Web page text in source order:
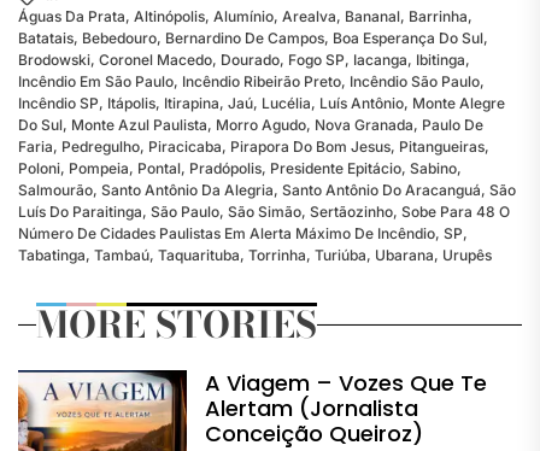
Águas Da Prata, Altinópolis, Alumínio, Arealva, Bananal, Barrinha,
Batatais, Bebedouro, Bernardino De Campos, Boa Esperança Do Sul,
Brodowski, Coronel Macedo, Dourado, Fogo SP, Iacanga, Ibitinga,
Incêndio Em São Paulo, Incêndio Ribeirão Preto, Incêndio São Paulo,
Incêndio SP, Itápolis, Itirapina, Jaú, Lucélia, Luís Antônio, Monte Alegre
Do Sul, Monte Azul Paulista, Morro Agudo, Nova Granada, Paulo De
Faria, Pedregulho, Piracicaba, Pirapora Do Bom Jesus, Pitangueiras,
Poloni, Pompeia, Pontal, Pradópolis, Presidente Epitácio, Sabino,
Salmourão, Santo Antônio Da Alegria, Santo Antônio Do Aracanguá, São
Luís Do Paraitinga, São Paulo, São Simão, Sertãozinho, Sobe Para 48 O
Número De Cidades Paulistas Em Alerta Máximo De Incêndio, SP,
Tabatinga, Tambaú, Taquarituba, Torrinha, Turiúba, Ubarana, Urupês
MORE STORIES
A Viagem – Vozes Que Te
Alertam (Jornalista
Conceição Queiroz)